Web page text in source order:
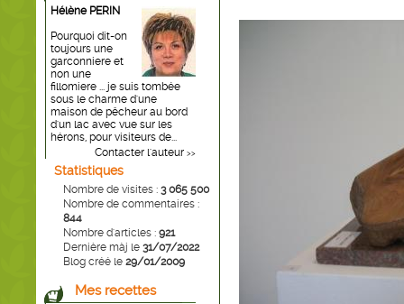
Hélène PERIN
Pourquoi dit-on
toujours une
garconniere et
non une
fillomiere ... je suis tombée
sous le charme d'une
maison de pêcheur au bord
d'un lac avec vue sur les
hérons, pour visiteurs de...
Contacter l'auteur >>
Statistiques
Nombre de visites : 3 065 500
Nombre de commentaires :
844
Nombre d'articles : 921
Dernière màj le 31/07/2022
Blog créé le 29/01/2009
Mes recettes